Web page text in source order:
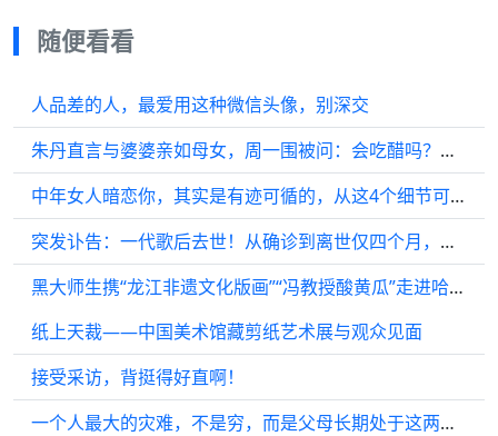
随便看看
人品差的人，最爱用这种微信头像，别深交
朱丹直言与婆婆亲如母女，周一围被问：会吃醋吗？回答让人笑喷！
中年女人暗恋你，其实是有迹可循的，从这4个细节可以看出来
突发讣告：一代歌后去世！从确诊到离世仅四个月，网友：太可惜
黑大师生携“龙江非遗文化版画”“冯教授酸黄瓜”走进哈尔滨极地公园
纸上天裁——中国美术馆藏剪纸艺术展与观众见面
接受采访，背挺得好直啊！
一个人最大的灾难，不是穷，而是父母长期处于这两种状态